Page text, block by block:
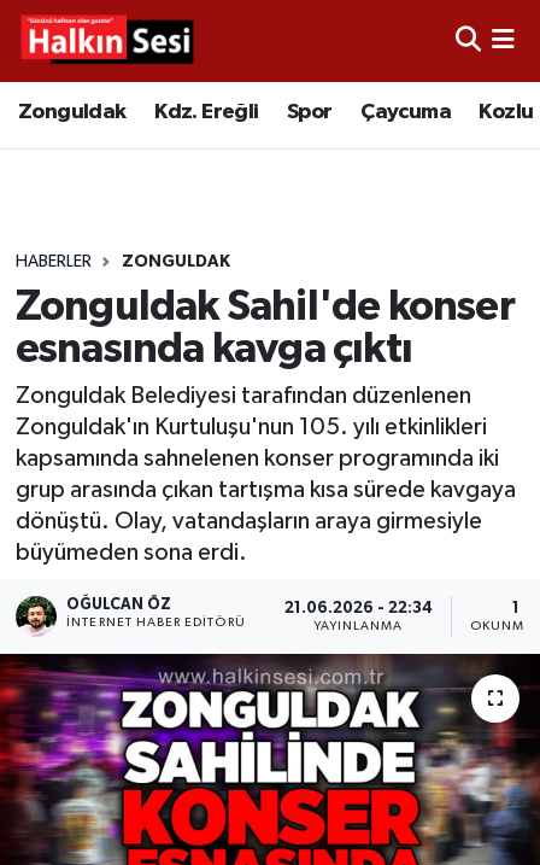
Zonguldak Kdz. Ereğli Spor Çaycuma Kozlu
HABERLER ZONGULDAK
Zonguldak Sahil'de konser
esnasında kavga çıktı
Zonguldak Belediyesi tarafından düzenlenen
Zonguldak'ın Kurtuluşu'nun 105. yılı etkinlikleri
kapsamında sahnelenen konser programında iki
grup arasında çıkan tartışma kısa sürede kavgaya
dönüştü. Olay, vatandaşların araya girmesiyle
büyümeden sona erdi.
OĞULCAN ÖZ
İNTERNET HABER EDITÖRÜ
21.06.2026 - 22:34
YAYINLANMA
1
OKUNMA
Video
Çaycuma
Alaplı
Asayiş
Bartın
Karabük
ÇEVRE
BİLİM VE TEKNOLOJİ
DUNYA
Merkez Hava Durumu
Tüm Manşetler
Son Dakika Haberleri
Haber Arşivi